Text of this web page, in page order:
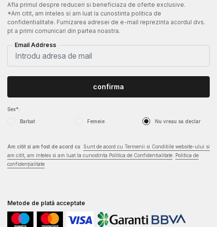
Afla primul despre reduceri si beneficiaza de oferte exclusive.
*Am citit, am inteles si am luat la cunostinta politica de
confidentialitate. Furnizarea adresei de e-mail reprezinta acordul dvs.
pt a primi comunicari din partea noastra.
Email Address
Sex*:
Barbat Femeie Nu vreau sa declar
confirma
Am citit si am fost de acord cu
Sunt de acord cu Termenii si Conditiile website-ului si
am citit, am inteles si am luat la cunostinta Politica de Confidentialitate Politica de
confidențialitate
Metode de plată acceptate